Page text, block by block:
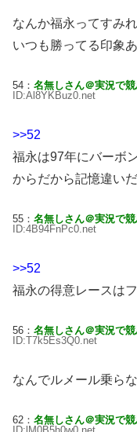
なんか福永ってすみ
いつも勝ってる印象
54： 名無しさん＠実況で
ID:Al8YKBuz0.net
>>52
福永は97年にバーボ
からだから記憶違い
55： 名無しさん＠実況で
ID:4B94FnPc0.net
>>52
福永の得意レースは
56： 名無しさん＠実況で
ID:T7k5Es3Q0.net
なんでルメール乗ら
62： 名無しさん＠実況で